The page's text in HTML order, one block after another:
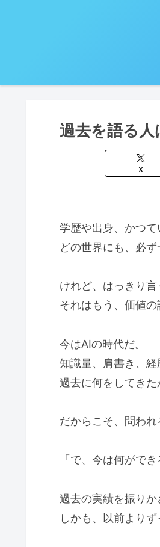
過去を語る
X
学歴や出身、かつて
どの世界にも、必ず
けれど、はっきり言
それはもう、価値の
今はAIの時代だ。
知識量、肩書き、
過去に何をしてきた
だからこそ、問われ
「で、今は何ができ
過去の実績を振りか
しかも、以前よりず